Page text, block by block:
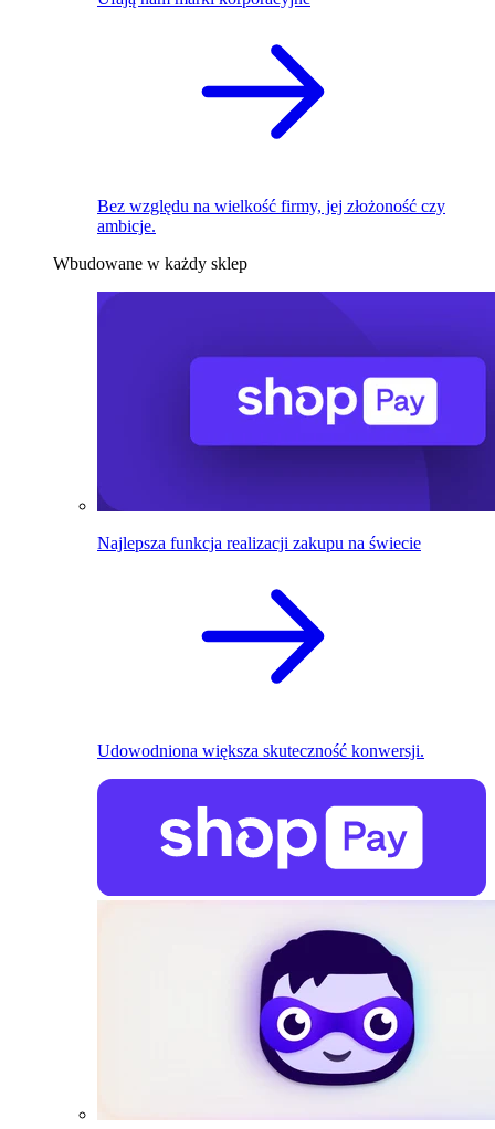
Bez względu na wielkość firmy, jej złożoność czy
ambicje.
Wbudowane w każdy sklep
Najlepsza funkcja realizacji zakupu na świecie
Udowodniona większa skuteczność konwersji.